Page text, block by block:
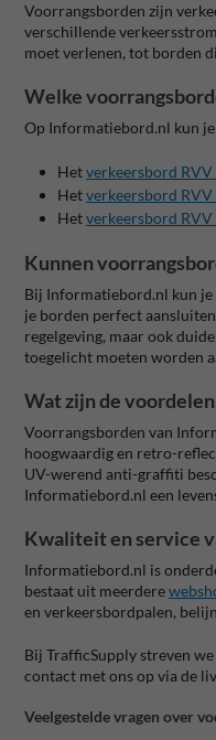
Voorrangsborden zijn
verschillende
moet verlenen, tot borden
Welke
Op Informatiebord.nl kun
Hetverkeersbord RVV
Hetverkeersbord RVV
Hetverkeersbord RVV
Kunnen
Bij Informatiebord.nl kun je
je borden perfect
regelgeving, maar ook
toegelicht moeten worden
Wat zijn de
Voorrangsborden van
hoogwaardig en retro-
UV-werend anti-graffiti
Informatiebord.nl een
Kwaliteit en service
Informatiebord.nl is
bestaat uit meerdere
en verkeersbordpalen,
Bij TrafficSupply streven
contact met ons op via de
Veelgestelde vragen over